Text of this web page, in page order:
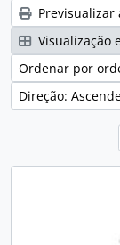
Previsualizar
Visualização
Ordenar por
Direção: